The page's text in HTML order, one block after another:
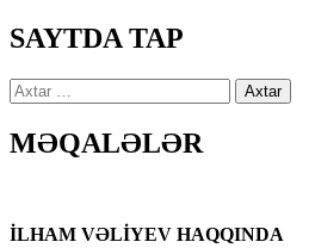
SAYTDA TAP
Axtarış:
MƏQALƏLƏR
İLHAM VƏLİYEV HAQQINDA